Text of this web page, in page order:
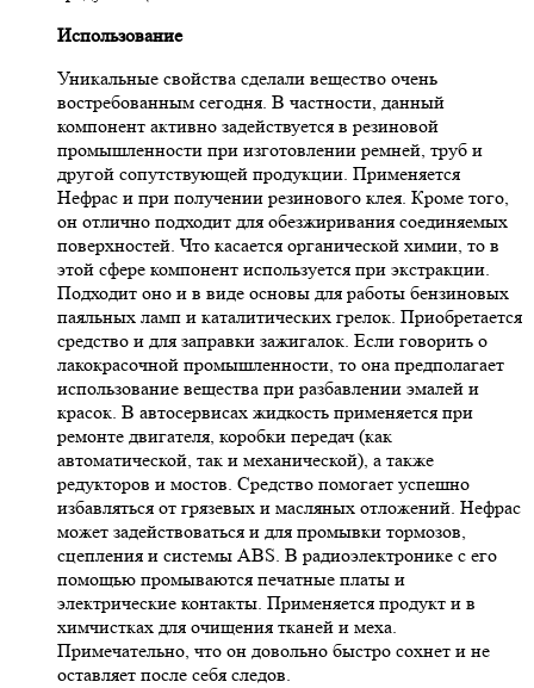
Использование
Уникальные свойства сделали вещество очень
востребованным сегодня. В частности, данный
компонент активно задействуется в резиновой
промышленности при изготовлении ремней, труб и
другой сопутствующей продукции. Применяется
Нефрас и при получении резинового клея. Кроме того,
он отлично подходит для обезжиривания соединяемых
поверхностей. Что касается органической химии, то в
этой сфере компонент используется при экстракции.
Подходит оно и в виде основы для работы бензиновых
паяльных ламп и каталитических грелок. Приобретается
средство и для заправки зажигалок. Если говорить о
лакокрасочной промышленности, то она предполагает
использование вещества при разбавлении эмалей и
красок. В автосервисах жидкость применяется при
ремонте двигателя, коробки передач (как
автоматической, так и механической), а также
редукторов и мостов. Средство помогает успешно
избавляться от грязевых и масляных отложений. Нефрас
может задействоваться и для промывки тормозов,
сцепления и системы ABS. В радиоэлектронике с его
помощью промываются печатные платы и
электрические контакты. Применяется продукт и в
химчистках для очищения тканей и меха.
Примечательно, что он довольно быстро сохнет и не
оставляет после себя следов.